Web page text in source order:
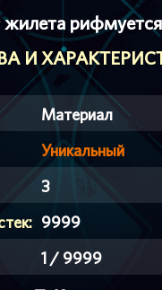
И
Материал
Уникальный
3
9999
1 / 9999